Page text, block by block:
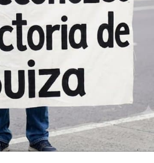
a Suiza 3-1 en tiempo
un partido intenso que terminó
a Noruega 2-1 en un
estuvo marcado por una acción
y el conjunto inglés será uno